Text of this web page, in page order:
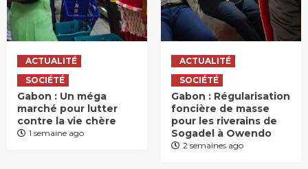
ACTUALITÉ
SOCIÉTÉ
Gabon : Un méga
marché pour lutter
contre la vie chère
1 semaine ago
ACTUALITÉ
SOCIÉTÉ
Gabon : Régularisation
foncière de masse
pour les riverains de
Sogadel à Owendo
2 semaines ago